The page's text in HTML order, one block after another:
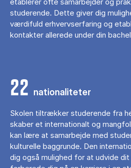
studerende. Dette giver dig
værdifuld erhvervserfaring og
kontakter allerede under din
22 nationaliteter
Skolen tiltrækker studerende fra
skaber et internationalt og
kan lære at samarbejde med
kulturelle baggrunde. Den
dig også mulighed for at udvide